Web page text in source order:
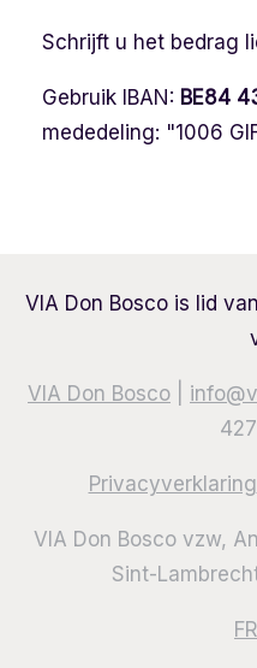
Schrijft u het bedrag
Gebruik IBAN: BE84
mededeling: "1006
VIA Don Bosco is lid
VIA Don Bosco
Privacyverklaring
VIA Don Bosco vzw,
Sint-
FR